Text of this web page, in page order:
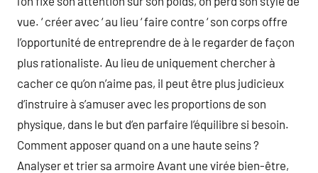
vue. ‘ créer avec ‘ au lieu ‘ faire contre ‘ son corps offre
l’opportunité de entreprendre de à le regarder de façon
plus rationaliste. Au lieu de uniquement chercher à
cacher ce qu’on n’aime pas, il peut être plus judicieux
d’instruire à s’amuser avec les proportions de son
physique, dans le but d’en parfaire l’équilibre si besoin.
Comment apposer quand on a une haute seins ?
Analyser et trier sa armoire Avant une virée bien-être,